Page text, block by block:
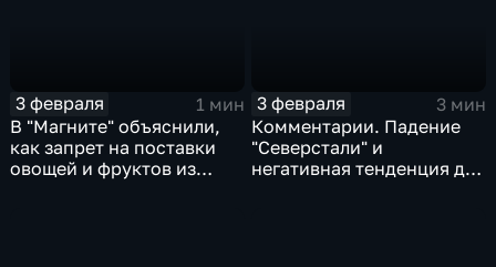
3 февраля
1 мин
В "Магните" объяснили,
как запрет на поставки
овощей и фруктов из
3 февраля
3 мин
Комментарии. Падение
"Северстали" и
негативная тенденция для